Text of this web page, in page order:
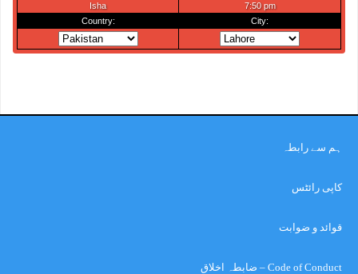
ہم سے رابطہ
کاپی رائٹس
قوائد و ضوابت
Code of Conduct – ضابطہ اخلاق